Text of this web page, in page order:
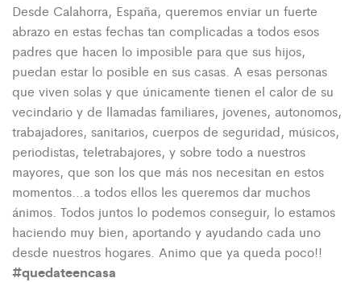
Desde Calahorra, España, queremos enviar un fuerte
abrazo en estas fechas tan complicadas a todos esos
padres que hacen lo imposible para que sus hijos,
puedan estar lo posible en sus casas. A esas personas
que viven solas y que únicamente tienen el calor de su
vecindario y de llamadas familiares, jovenes, autonomos,
trabajadores, sanitarios, cuerpos de seguridad, músicos,
periodistas, teletrabajores, y sobre todo a nuestros
mayores, que son los que más nos necesitan en estos
momentos…a todos ellos les queremos dar muchos
ánimos. Todos juntos lo podemos conseguir, lo estamos
haciendo muy bien, aportando y ayudando cada uno
desde nuestros hogares. Animo que ya queda poco!!
#quedateencasa